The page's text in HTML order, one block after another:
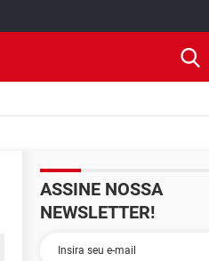
ASSINE NOSSA
NEWSLETTER!